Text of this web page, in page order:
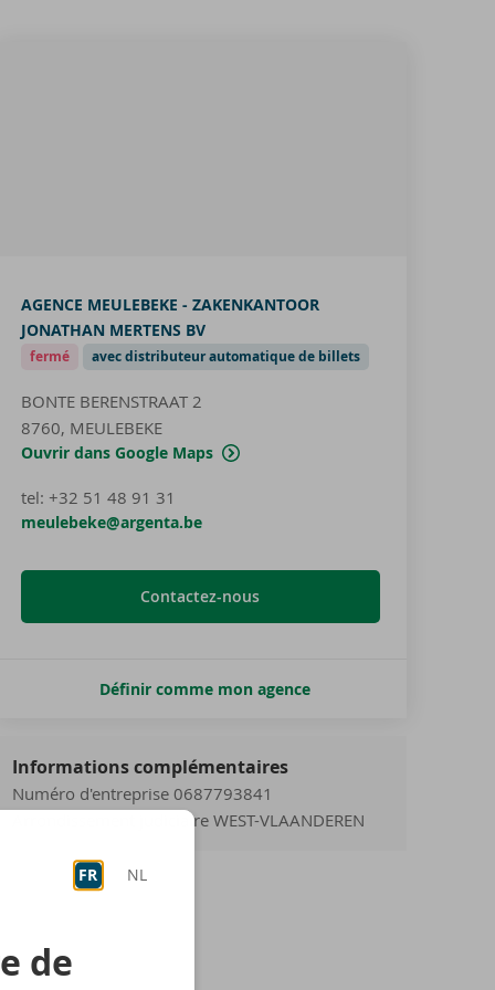
FR NL
de
AGENCE MEULEBEKE - ZAKENKANTOOR
JONATHAN MERTENS BV
fermé avec distributeur automatique de billets
BONTE BERENSTRAAT 2
8760, MEULEBEKE
Ouvrir dans Google Maps
tel: +32 51 48 91 31
meulebeke@argenta.be
Contactez-nous
Définir comme mon agence
Informations complémentaires
Numéro d'entreprise 0687793841
Arrondissement judiciaire WEST-VLAANDEREN